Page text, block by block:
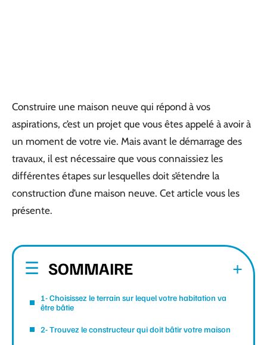
Construire une maison neuve qui répond à vos
aspirations, c’est un projet que vous êtes appelé à avoir à
un moment de votre vie. Mais avant le démarrage des
travaux, il est nécessaire que vous connaissiez les
différentes étapes sur lesquelles doit s’étendre la
construction d’une maison neuve. Cet article vous les
présente.
SOMMAIRE
1- Choisissez le terrain sur lequel votre habitation va
être bâtie
2- Trouvez le constructeur qui doit bâtir votre maison